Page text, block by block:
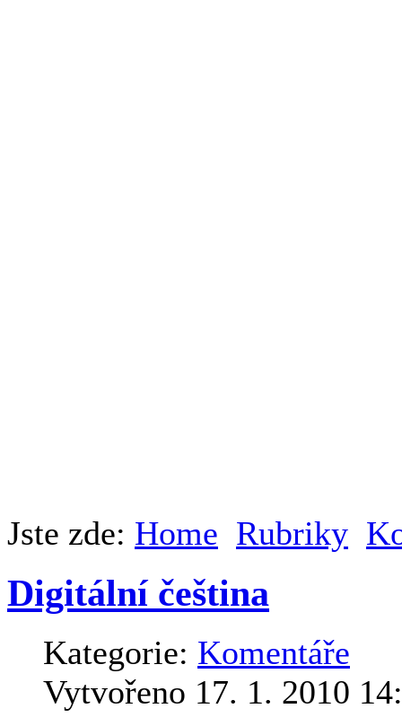
Jste zde: Home Rubriky
Digitální čeština
Kategorie: Komentáře
Vytvořeno 17. 1. 2010